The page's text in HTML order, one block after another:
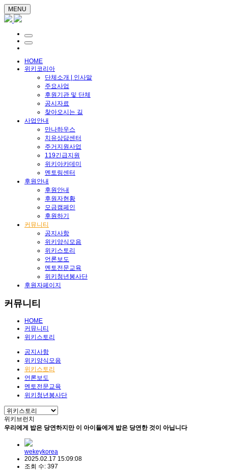
MENU
HOME
위키코리아
단체소개 | 인사말
주요사업
후원기관 및 단체
공시자료
찾아오시는 길
사업안내
만나하우스
치유상담센터
주거지원사업
119긴급지원
위키아카데미
멘토링센터
후원안내
후원안내
후원자현황
모금캠페인
후원하기
커뮤니티
공지사항
위키양식모음
위키스토리
언론보도
멘토전문교육
위키청년봉사단
후원자페이지
커뮤니티
HOME
커뮤니티
위키스토리
공지사항
위키양식모음
위키스토리
언론보도
멘토전문교육
위키청년봉사단
위키브런치
우리에게 밥은 당연하지만 이 아이들에게 밥은 당연한 것이 아닙니다
wekeykorea
2025.02.17 15:09:08
조회 수: 397